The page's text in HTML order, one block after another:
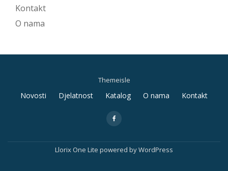
Kontakt
O nama
Themeisle
Secondary
Novosti Djelatnost Katalog O nama Kontakt
fa-
facebook
Llorix One Lite powered byWordPress